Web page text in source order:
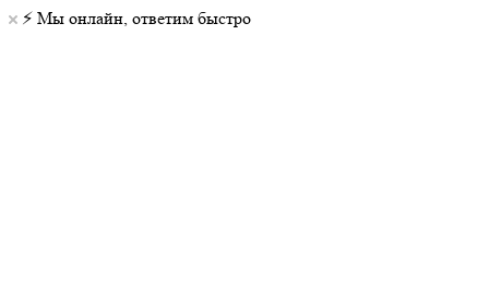
⚡️ Мы онлайн, ответим быстро